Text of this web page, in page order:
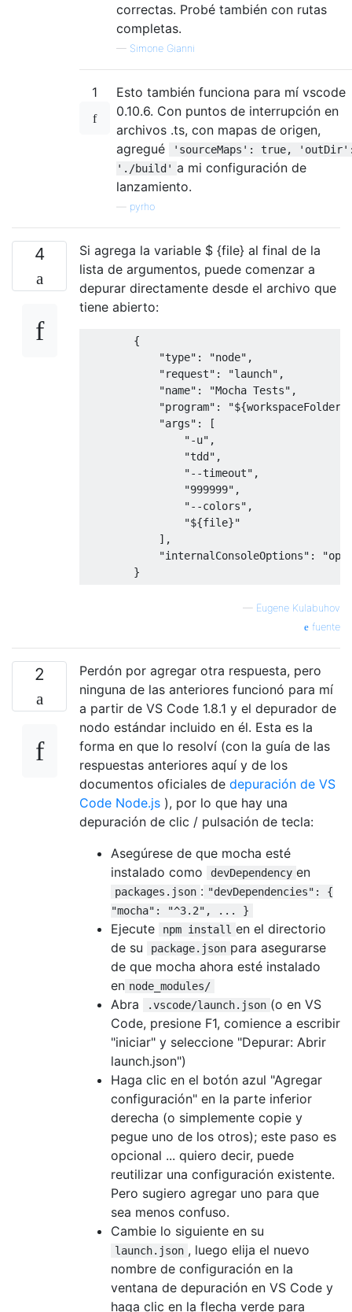
correctas. Probé también con rutas
completas.
— Simone Gianni
1
Esto también funciona para mí vscode
0.10.6. Con puntos de interrupción en
archivos .ts, con mapas de origen,
agregué
'sourceMaps': true,
'./build' a mi configuración de
lanzamiento.
pyrho
4
Si agrega la variable $ {file} al final de la
lista de argumentos, puede comenzar a
depurar directamente desde el archivo que
tiene abierto:
{
"type" : "node" ,
"request" : "launch" ,
"name" : "Mocha Tests" ,
"program" :
"args" :
[
"-u" ,
"tdd" ,
"--timeout" ,
"999999" ,
"--colors" ,
"${file}"
],
"internalConsoleOptions" :
}
— Eugene Kulabuhov
fuente
2
Perdón por agregar otra respuesta, pero
ninguna de las anteriores funcionó para mí
a partir de VS Code 1.8.1 y el depurador de
nodo estándar incluido en él. Esta es la
forma en que lo resolví (con la guía de las
respuestas anteriores aquí y de los
documentos oficiales de depuración de VS
Code Node.js ), por lo que hay una
depuración de clic / pulsación de tecla:
Asegúrese de que mocha esté
instalado como
devDependency en
packages.json : "devDependencies": {
"mocha": "^3.2", ... }
Ejecute npm install en el directorio
de su
package.json para asegurarse
de que mocha ahora esté instalado
en node_modules/
Abra .vscode/launch.json (o en VS
Code, presione F1, comience a escribir
"iniciar" y seleccione "Depurar: Abrir
launch.json")
Haga clic en el botón azul "Agregar
configuración" en la parte inferior
derecha (o simplemente copie y
pegue uno de los otros); este paso es
opcional ... quiero decir, puede
reutilizar una configuración existente.
Pero sugiero agregar uno para que
sea menos confuso.
Cambie lo siguiente en su
launch.json , luego elija el nuevo
nombre de configuración en la
ventana de depuración en VS Code y
haga clic en la flecha verde para